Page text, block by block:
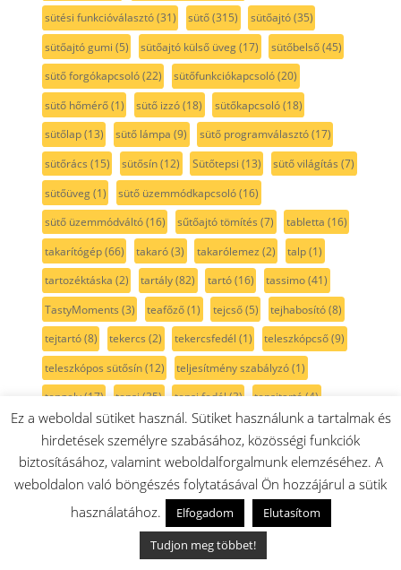
sütési funkcióválasztó(31) sütő(315) sütőajtó(35)
sütőajtó gumi (5) sütőajtó külső üveg(17) sütőbelső(45)
sütő forgókapcsoló(22) sütőfunkciókapcsoló(20)
sütő hőmérő(1) sütő izzó(18) sütőkapcsoló(18)
sütőlap(13) sütő lámpa (9) sütő programválasztó(17)
sütőrács (15) sütősín(12) Sütőtepsi (13) sütő világítás (7)
sütőüveg(1) sütő üzemmódkapcsoló(16)
sütő üzemmódváltó(16) sűtőajtó tömítés (7) tabletta (16)
takarítógép(66) takaró(3) takarólemez (2) talp(1)
tartozéktáska (2) tartály(82) tartó(16) tassimo(41)
TastyMoments (3) teafőző(1) tejcső(5) tejhabosító(8)
tejtartó(8) tekercs (2) tekercsfedél (1) teleszkópcső(9)
teleszkópos sütősín(12) teljesítmény szabályzó(1)
tengely(17) tepsi(35) tepsi fedél(3) tepsitartó(4)
termoelem(7) termosztát(18) tető(20) textil porzsák(2)
tisztavízcső
tisztító (18) tisztítószer(31) To Go
(3)
ToGo pohár (14) tojástartó(2) toldócső (7) tolóka(11)
tolókar(3) transzformátor(4) Tronic
(37)
turbókefe (38) turmix
Ez a weboldal sütiket használ. Sütiket használunk a tartalmak és
hirdetések személyre szabásához, közösségi funkciók
biztosításához, valamint weboldalforgalmunk elemzéséhez. A
weboldalon való böngészés folytatásával Ön hozzájárul a sütik
használatához.
Elfogadom
Elutasítom
Tudjon meg többet!